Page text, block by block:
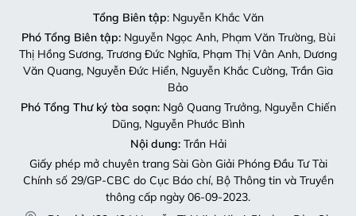
Tổng Biên tập: Nguyễn Khắc Văn
Phó Tổng Biên tập:Nguyễn Ngọc Anh, Phạm Văn Trường, Bùi
Thị Hồng Sương, Trương Đức Nghĩa, Phạm Thị Vân Anh, Dương
Văn Quang, Nguyễn Đức Hiển, Nguyễn Khắc Cường, Trần Gia
Bảo
Phó Tổng Thư ký tòa soạn:Ngô Quang Trưởng, Nguyễn Chiến
Dũng, Nguyễn Phước Bình
Nội dung:Trần Hải
Giấy phép mở chuyên trang Sài Gòn Giải Phóng Đầu Tư Tài
Chính số 29/GP-CBC do Cục Báo chí, Bộ Thông tin và Truyền
thông cấp ngày 06-09-2023.